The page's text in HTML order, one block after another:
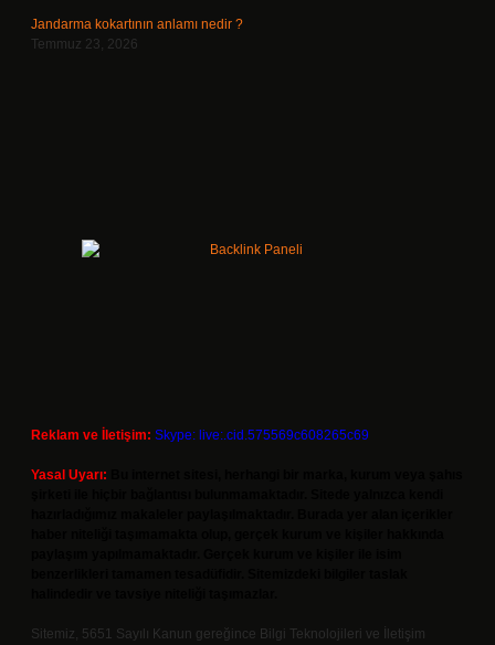
Jandarma kokartının anlamı nedir ?
Temmuz 23, 2026
Reklam ve İletişim: Skype: live:.cid.575569c608265c69
Yasal Uyarı:
Sitemiz, 5651 Sayılı Kanun gereğince Bilgi Teknolojileri ve İletişim